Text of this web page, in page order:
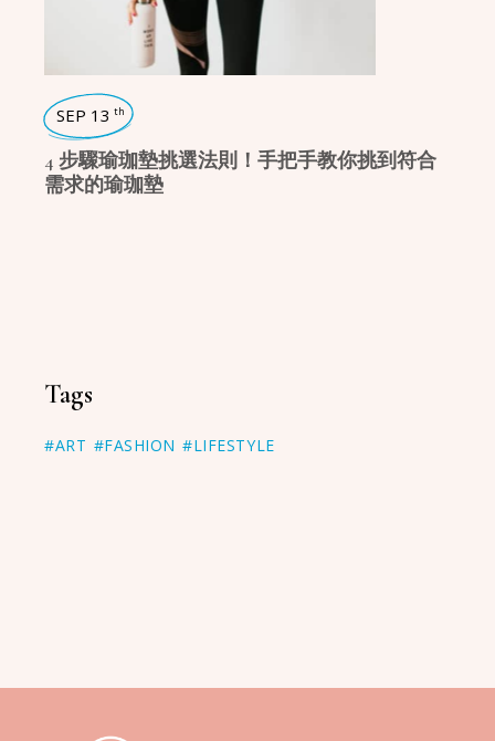
SEP 13 th
4 步驟瑜珈墊挑選法則！手把手教你挑到符合
需求的瑜珈墊
Tags
#ART #FASHION #LIFESTYLE